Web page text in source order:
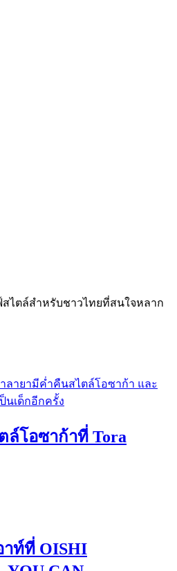
ไตล์สำหรับชาวไทยที่สนใจหลาก
โอซาก้าที่ Tora
าท์ที่ OISHI